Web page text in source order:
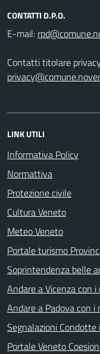
CONTATTI D.P.O.
E-mail:
Contatti titolare
LINK UTILI
Informativa Policy
Normattiva
Protezione civile
Cultura Veneto
Meteo Veneto
Portale turismo
Soprintendenza belle
Andare a Vicenza con i
Andare a Padova con i
Segnalazioni
Portale Veneto